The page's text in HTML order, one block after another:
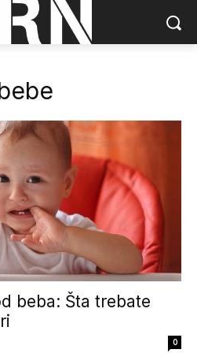
beba: Šta trebate
0